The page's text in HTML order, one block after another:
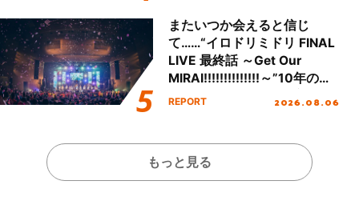
またいつか会えると信じ
て……“イロドリミドリ FINAL
LIVE 最終話 ～Get Our
MIRAI!!!!!!!!!!!!!!～”10年の活
動を経てファイナルを迎える
REPORT 2026.08.06
もっと見る